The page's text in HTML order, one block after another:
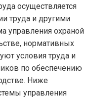
осуществляется
труда и другими
управления охраной
нормативных
условия труда и
по обеспечению
Ниже
управления